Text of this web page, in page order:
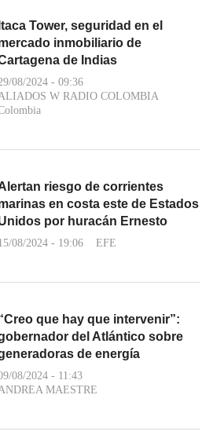
Itaca Tower, seguridad en el
inmobiliario de
de Indias
08/2024 - 09:36
W RADIO COLOMBIA
riesgo de corrientes
en costa este de Estados
por huracán Ernesto
08/2024 - 19:06 EFE
que hay que intervenir”:
del Atlántico sobre
de energía
08/2024 - 11:43
MAESTRE